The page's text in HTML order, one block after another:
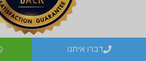
דברו איתנו